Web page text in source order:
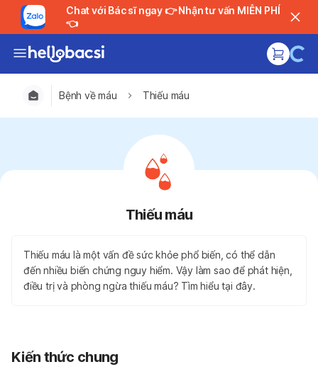
Chat với Bác sĩ ngay 👉 Nhận tư vấn MIỄN PHÍ
👈
Bệnh về máu Thiếu máu
Thiếu máu
Thiếu máu là một vấn đề sức khỏe phổ biến, có thể dẫn
đến nhiều biến chứng nguy hiểm. Vậy làm sao để phát hiện,
điều trị và phòng ngừa thiếu máu? Tìm hiểu tại đây.
Kiến thức chung